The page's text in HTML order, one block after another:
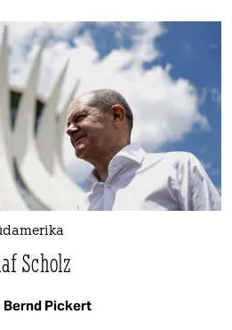
Scholz
Bernd Pickert